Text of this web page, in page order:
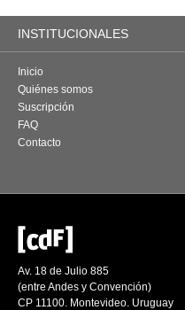
INSTITUCIONALES
Inicio
Quiénes somos
Suscripción
FAQ
Contacto
Av. 18 de Julio 885
(entre Andes y Convención)
CP 11100. Montevideo. Uruguay